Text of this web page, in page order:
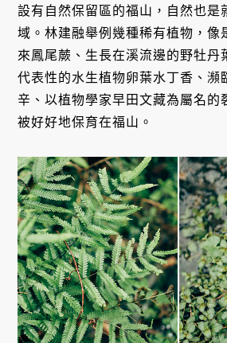
設有自然保留區的福山，自然也是
域。林建融舉例幾種稀有植物，像
來鳳尾蕨、生長在溪流邊的野牡丹
代表性的水生植物卵葉水丁香、瀕
辛、以植物學家早田文藏為屬名的
被好好地保育在福山。